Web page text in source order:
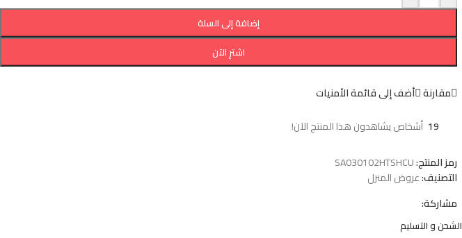
إضافة إلى السلة
اشترِ الآن
مقارنة أضف إلى قائمة الأمنيات
19 أشخاص يشاهدون هذا المنتج الآن!
رمز المنتج:SA030102HTSHCU
التصنيف:عروض المنزل
مشاركة:
الشحن و التسليم